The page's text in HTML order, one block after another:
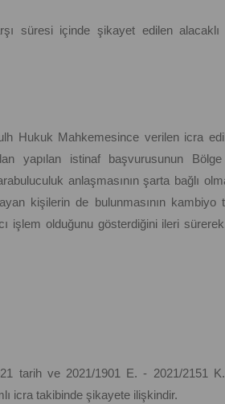
süresi içinde şikayet edilen alacaklı
Hukuk Mahkemesince verilen icra
yapılan istinaf başvurusunun
anlaşmasının şarta bağlı
kişilerin de bulunmasının kambiyo
işlem olduğunu gösterdiğini ileri
tarih ve 2021/1901 E. - 2021/2151 K.
icra takibinde şikayete ilişkindir.